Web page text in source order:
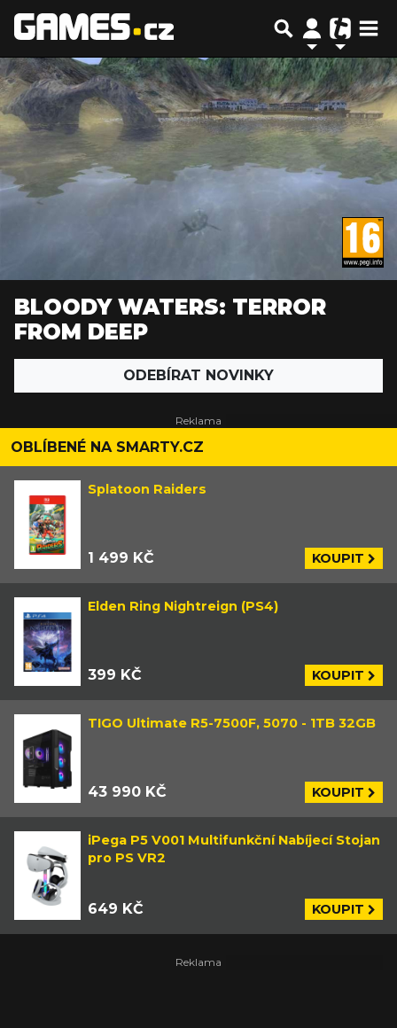
BLOODY WATERS: TERROR
FROM DEEP
ODEBÍRAT NOVINKY
OBLÍBENÉ NA SMARTY.CZ
Splatoon Raiders
1 499 KČ KOUPIT
Elden Ring Nightreign (PS4)
399 KČ KOUPIT
TIGO Ultimate R5-7500F, 5070 - 1TB 32GB
43 990 KČ KOUPIT
iPega P5 V001 Multifunkční Nabíjecí Stojan
pro PS VR2
649 KČ KOUPIT